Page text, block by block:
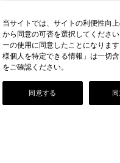
Our Story
当サイトでは、サイトの利便性向
から同意の可否を選択してくださ
ーの使用に同意したことになりま
様個人を特定できる情報」は一切
をご確認ください。
同意する